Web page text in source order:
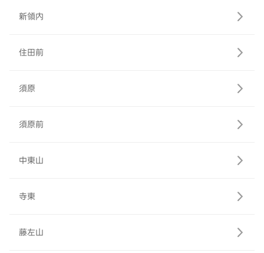
新領内
住田前
須原
須原前
中東山
寺東
藤左山